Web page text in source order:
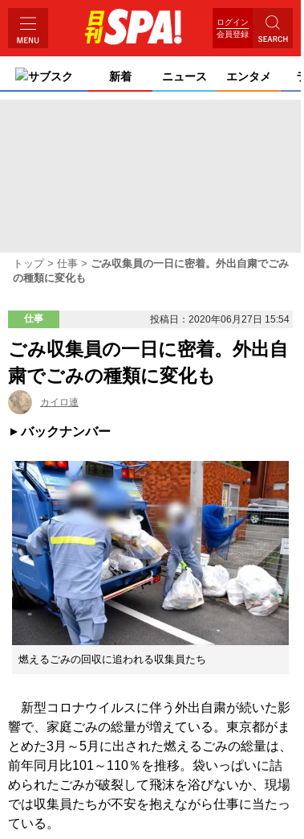
ログイン
会員登録
サブスク 新着 ニュース エンタメ
トップ 仕事
ごみ収集員の一日に密着。外出自粛でごみ
の種類に変化も
仕事 投稿日：2020年06月27日 15:54
ごみ収集員の一日に密着。外出自
粛でごみの種類に変化も
カイロ連
バックナンバー
燃えるごみの回収に追われる収集員たち
新型コロナウイルスに伴う外出自粛が続いた影
響で、家庭ごみの総量が増えている。東京都がま
とめた3月～5月に出された燃えるごみの総量は、
前年同月比101～110％を推移。袋いっぱいに詰
められたごみが破裂して飛沫を浴びないか、現場
では収集員たちが不安を抱えながら仕事に当たっ
ている。